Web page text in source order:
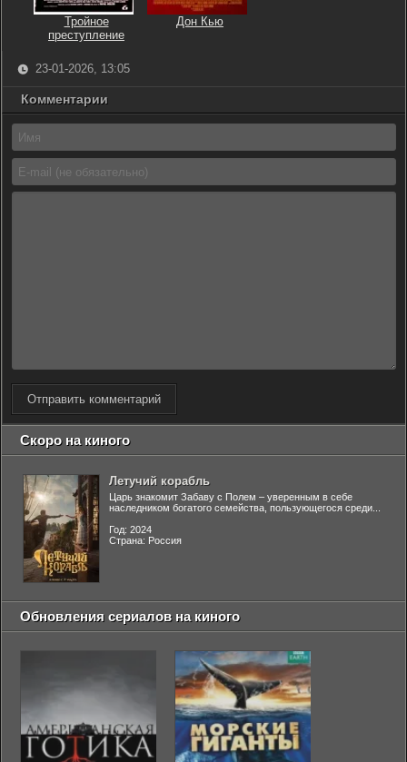
Тройное
преступление
Дон Кью
23-01-2026, 13:05
Комментарии
Отправить комментарий
Скоро на киного
Летучий корабль
Царь знакомит Забаву с Полем – уверенным в себе
наследником богатого семейства, пользующегося среди...
Год: 2024
Страна: Россия
Обновления сериалов на киного